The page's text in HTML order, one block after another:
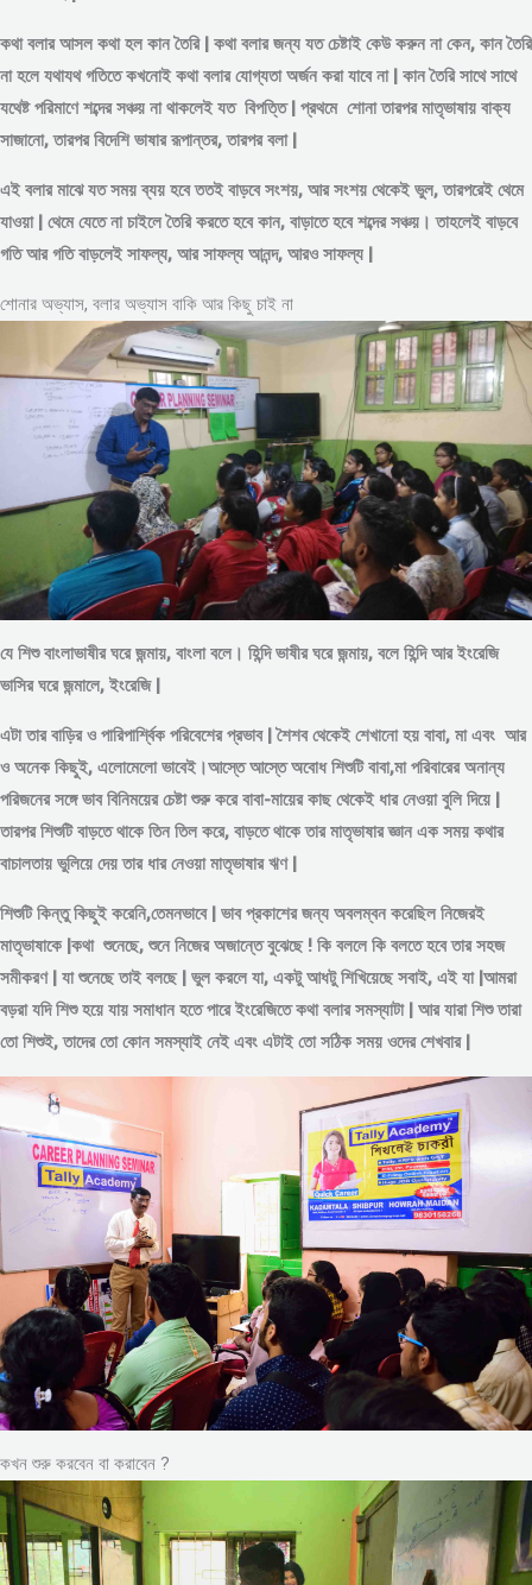
কথা বলার আসল কথা হল কান তৈরি | কথা বলার জন্য যত চেষ্টাই কেউ করুন না কেন, কান তৈরি
না হলে যথাযথ গতিতে কখনোই কথা বলার যোগ্যতা অর্জন করা যাবে না | কান তৈরি সাথে সাথে
যথেষ্ট পরিমাণেশব্দেরসঞ্চয় না থাকলেই যত বিপত্তি | প্রথমে শোনা তারপর মাতৃভাষায় বাক্য
সাজানো, তারপর বিদেশি ভাষার রূপান্তর, তারপর বলা |
এই বলার মাঝে যত সময় ব্যয় হবে ততই বাড়বে সংশয়, আর সংশয় থেকেই ভুল, তারপরেই থেমে
যাওয়া | থেমে যেতে না চাইলে তৈরি করতে হবে কান, বাড়াতে হবে শব্দের সঞ্চয়। তাহলেই বাড়বে
গতি আর গতি বাড়লেই সাফল্য, আর সাফল্য আনন্দ, আরও সাফল্য |
শোনার অভ্যাস, বলার অভ্যাস বাকি আর কিছু চাই না
যে শিশু বাংলাভাষীর ঘরে জন্মায়, বাংলা বলে। হিন্দি ভাষীর ঘরে জন্মায়, বলে হিন্দি আর ইংরেজি
ভাসির ঘরে জন্মালে, ইংরেজি |
এটা তার বাড়ির ও পারিপার্শ্বিক পরিবেশের প্রভাব | শৈশব থেকেই শেখানো হয় বাবা, মা এবং আর
ও অনেক কিছুই, এলোমেলো ভাবেই।আস্তে আস্তে অবোধ শিশুটি বাবা,মা পরিবারের অনান্য
পরিজনের সঙ্গে ভাব বিনিময়ের চেষ্টা শুরু করে বাবা-মায়ের কাছ থেকেই ধার নেওয়া বুলি দিয়ে |
তারপর শিশুটি বাড়তে থাকে তিন তিল করে, বাড়তে থাকে তার মাতৃভাষার জ্ঞান এক সময় কথার
বাচালতায় ভুলিয়ে দেয় তার ধার নেওয়া মাতৃভাষার ঋণ |
শিশুটি কিন্তু কিছুই করেনি,তেমনভাবে | ভাব প্রকাশের জন্য অবলম্বন করেছিল নিজেরই
মাতৃভাষাকে |কথা শুনেছে, শুনে নিজের অজান্তে বুঝেছে ! কি বললে কি বলতে হবে তার সহজ
সমীকরণ | যা শুনেছে তাই বলছে | ভুল করলে যা, একটু আধটু শিখিয়েছে সবাই, এই যা |আমরা
বড়রা যদি শিশু হয়ে যায় সমাধান হতে পারে ইংরেজিতে কথা বলার সমস্যাটা | আর যারা শিশু তারা
তো শিশুই, তাদের তো কোন সমস্যাই নেই এবং এটাই তো সঠিক সময় ওদের শেখবার |
কখন শুরু করবেন বা করাবেন ?